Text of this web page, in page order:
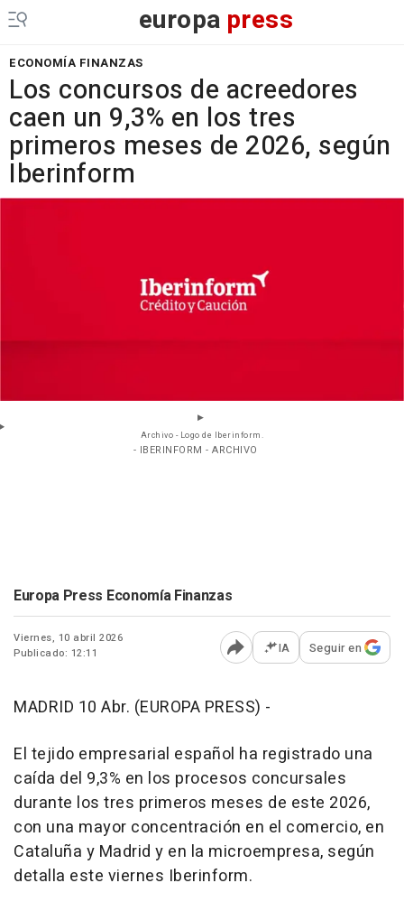
europa press
ECONOMÍA FINANZAS
Los concursos de acreedores
caen un 9,3% en los tres
primeros meses de 2026, según
Iberinform
Archivo - Logo de Iberinform.
- IBERINFORM - ARCHIVO
Europa Press Economía Finanzas
Viernes, 10 abril 2026
Publicado: 12:11
Abrir opciones para
IA Seguir en
MADRID 10 Abr. (EUROPA PRESS) -
El tejido empresarial español ha registrado una
caída del 9,3% en los procesos concursales
durante los tres primeros meses de este 2026,
con una mayor concentración en el comercio, en
Cataluña y Madrid y en la microempresa, según
detalla este viernes Iberinform.